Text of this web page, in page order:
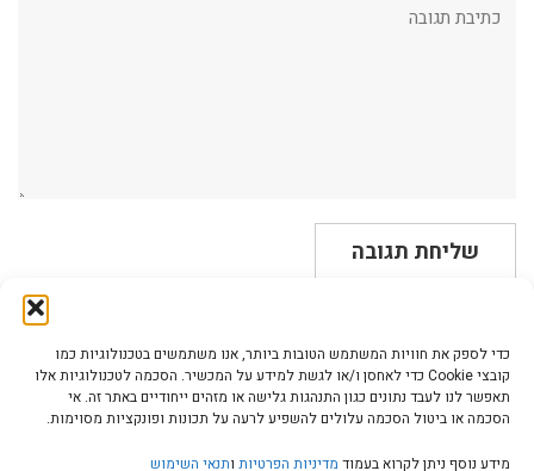
כדי לספק את חוויות המשתמש הטובות ביותר, אנו משתמשים בטכנולוגיות כמו
קובצי Cookie כדי לאחסן ו/או לגשת למידע על המכשיר. הסכמה לטכנולוגיות אלו
תאפשר לנו לעבד נתונים כגון התנהגות גלישה או מזהים ייחודיים באתר זה. אי
הסכמה או ביטול הסכמה עלולים להשפיע לרעה על תכונות ופונקציות מסוימות.
מידע נוסף ניתן לקרוא בעמוד מדיניות הפרטיות ותנאי השימוש הצהרת נגישות | Accessibility